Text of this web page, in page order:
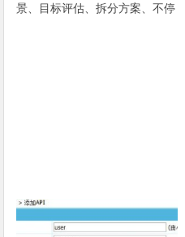
景、目标评估、拆分方案、不停